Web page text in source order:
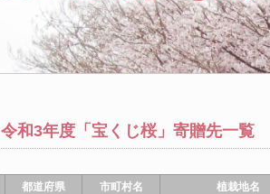
令和3年度「宝くじ桜」寄贈先一覧
都道府県 市町村名 植栽地名